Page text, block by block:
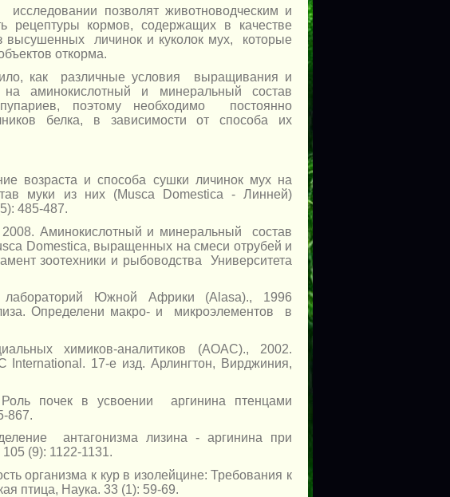
позволят животноводческим и
рецептуры кормов, содержащих в качестве
высушенных личинок и куколок мух, которые
откорма.
как различные условия выращивания и
аминокислотный и минеральный состав
поэтому необходимо постоянно
белка, в зависимости от способа их
возраста и способа сушки личинок мух на
муки из них (Musca Domestica - Линней)
485-487.
Аминокислотный и минеральный состав
Domestica, выращенных на смеси отрубей и
зоотехники и рыбоводства Университета
лабораторий Южной Африки (Alasa)., 1996
Определени макро- и микроэлементов в
химиков-аналитиков (АОАС)., 2002.
17-е изд. Арлингтон, Вирджиния,
почек в усвоении аргинина птенцами
867.
антагонизма лизина - аргинина при
(9): 1122-1131.
организма к кур в изолейцине: Требования к
птица, Наука. 33 (1): 59-69.